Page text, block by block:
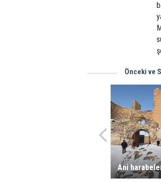
Önceki ve
Ani